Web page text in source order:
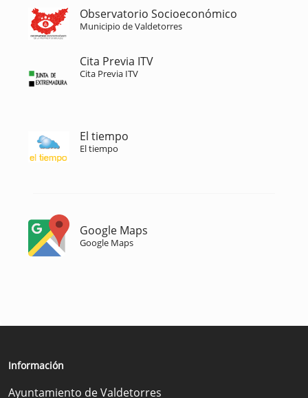
Observatorio Socioeconómico
Municipio de Valdetorres
Cita Previa ITV
Cita Previa ITV
El tiempo
El tiempo
Google Maps
Google Maps
Información
Ayuntamiento de Valdetorres